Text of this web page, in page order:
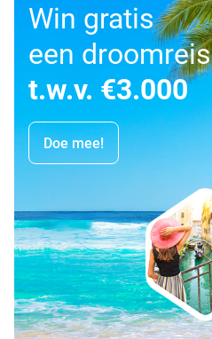
Win gratis
een droomreis
t.w.v. €3.000
Doe mee!